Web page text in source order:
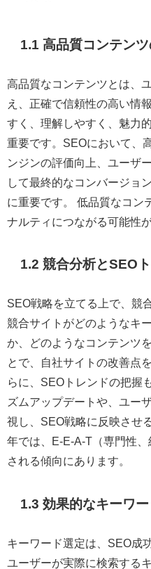
1.1 高品質コンテン
高品質なコンテンツとは、
え、正確で信頼性の高い情
すく、理解しやすく、魅力
重要です。SEOにおいて、
ンジンの評価向上、ユーザ
して最終的なコンバージョ
に重要です。 低品質なコン
ナルティにつながる可能性
1.2 競合分析とSEO
SEO戦略を立てる上で、競
競合サイトがどのようなキ
か、どのようなコンテンツ
とで、自社サイトの改善点
らに、SEOトレンドの把握
ズムアップデートや、ユー
視し、SEO戦略に反映させ
年では、E-E-A-T（専門性
される傾向にあります。
1.3 効果的なキーワ
キーワード選定は、SEO成
ユーザーが実際に検索する